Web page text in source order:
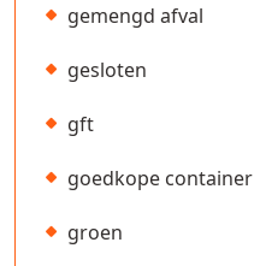
gemengd afval
gesloten
gft
goedkope container
groen